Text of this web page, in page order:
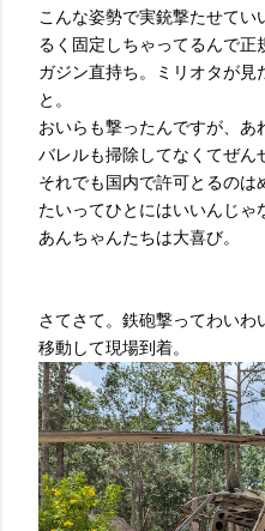
こんな姿勢で実銃撃たせて
るく固定しちゃってるんで
ガジン直持ち。ミリオタが
と。
おいらも撃ったんですが、
バレルも掃除してなくてぜん
それでも国内で許可とるの
たいってひとにはいいんじ
あんちゃんたちは大喜び。
さてさて。鉄砲撃ってわいわ
移動して現場到着。